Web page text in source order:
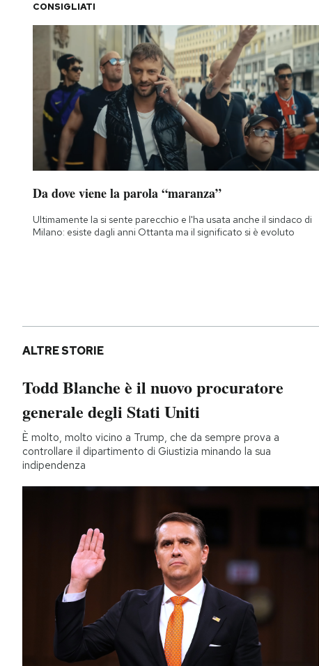
CONSIGLIATI
Da dove viene la parola “maranza”
Ultimamente la si sente parecchio e l'ha usata anche il sindaco di
Milano: esiste dagli anni Ottanta ma il significato si è evoluto
ALTRE STORIE
Todd Blanche è il nuovo procuratore
generale degli Stati Uniti
È molto, molto vicino a Trump, che da sempre prova a
controllare il dipartimento di Giustizia minando la sua
indipendenza